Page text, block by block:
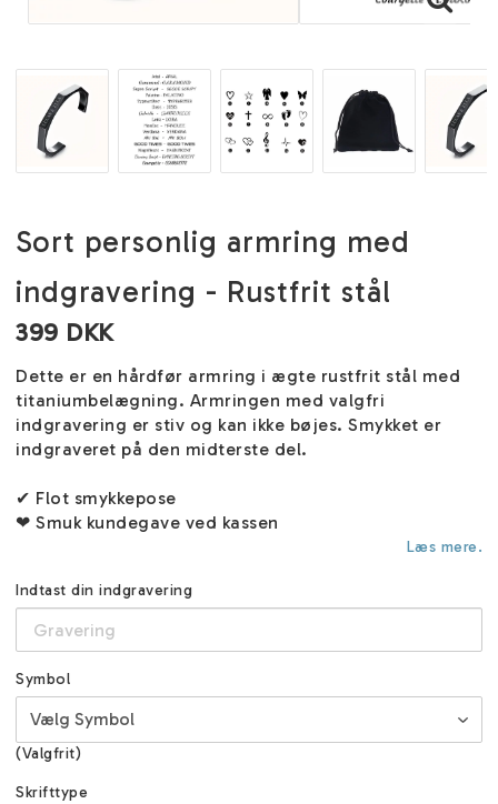
Sort personlig armring med
indgravering - Rustfrit stål
399 DKK
Dette er en hårdfør armring i ægte rustfrit stål med
titaniumbelægning. Armringen med valgfri
indgravering er stiv og kan ikke bøjes. Smykket er
indgraveret på den midterste del.
✔ Flot smykkepose
❤ Smuk kundegave ved kassen
Læs mere.
Indtast din indgravering
Symbol
(Valgfrit)
Skrifttype